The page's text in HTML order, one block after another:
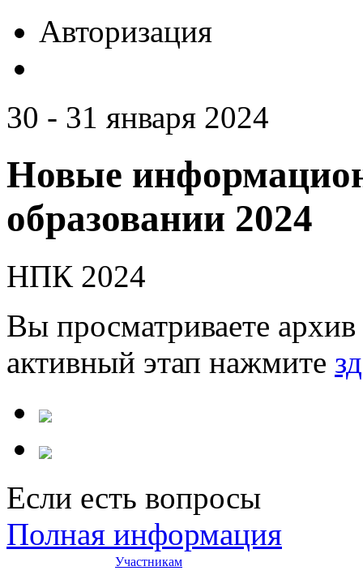
Авторизация
30 - 31 января 2024
Новые
образовании 2024
НПК 2024
Вы просматриваете
активный этап нажмите
Если есть вопросы
Полная информация
Участникам